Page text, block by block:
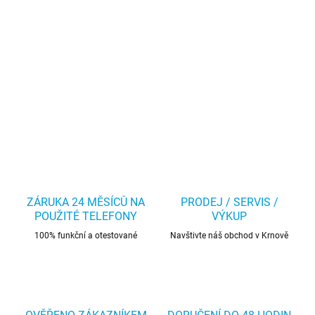
ZÁRUKA 24 MĚSÍCŮ NA
POUŽITÉ TELEFONY
100% funkční a otestované
PRODEJ / SERVIS /
VÝKUP
Navštivte náš obchod v Krnově